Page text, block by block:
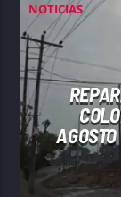
NOTICIAS